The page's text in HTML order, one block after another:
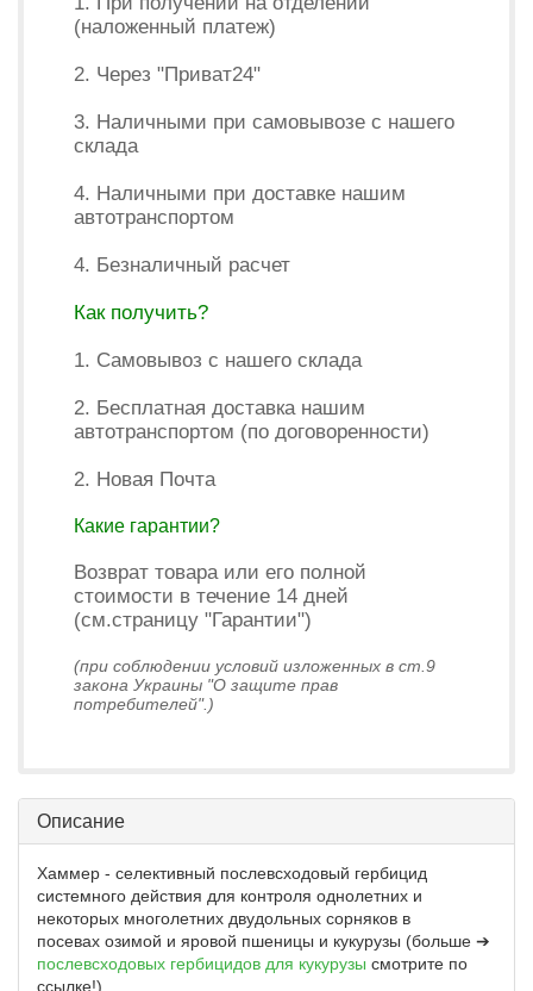
(наложенный платеж)
2. Через "Приват24"
3. Наличными при самовывозе с нашего
склада
4. Наличными при доставке нашим
автотранспортом
4. Безналичный расчет
Как получить?
1. Самовывоз с нашего склада
2. Бесплатная доставка нашим
автотранспортом (по договоренности)
2. Новая Почта
Какие гарантии?
Возврат товара или его полной
стоимости в течение 14 дней
(см.страницу "Гарантии")
(при соблюдении условий изложенных в ст.9
закона Украины "О защите прав
потребителей".)
Описание
Хаммер - селективный послевсходовый гербицид
системного действия для контроля однолетних и
некоторых многолетних двудольных сорняков в
посевах озимой и яровой пшеницы и кукурузы (больше ➔
послевсходовых гербицидов для кукурузы смотрите по
ссылке!).